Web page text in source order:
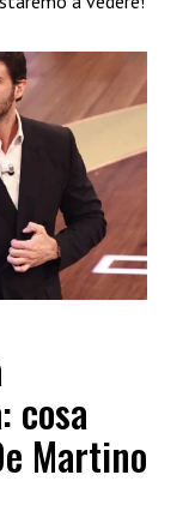
cosa
Martino